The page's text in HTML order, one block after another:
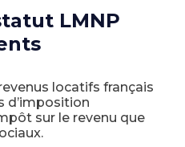
LMNP
locatifs français
d’imposition
sur le revenu que